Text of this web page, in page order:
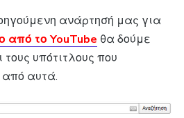
ανάρτησή μας για
από το YouTube θα δούμε
υπότιτλους που
αυτά.